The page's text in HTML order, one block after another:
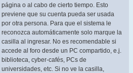
página o al cabo de cierto tiempo. Esto
previene que su cuenta pueda ser usada
por otra persona. Para que el sistema le
reconozca automáticamente solo marque la
casilla al ingresar. No es recomendable si
accede al foro desde un PC compartido, e.j.
biblioteca, cyber-cafés, PCs de
universidades, etc. Si no ve la casilla,